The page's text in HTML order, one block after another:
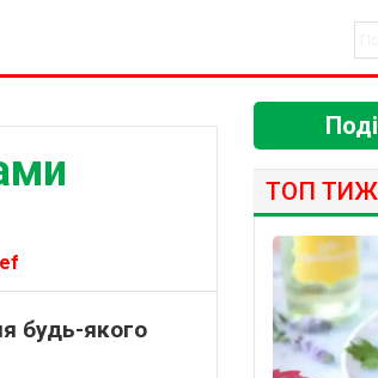
будь-якого
ТОП